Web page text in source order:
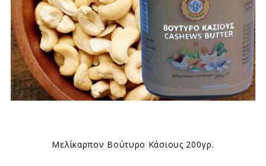
Μελίκαρπον Βούτυρο Κάσιους 200γρ.